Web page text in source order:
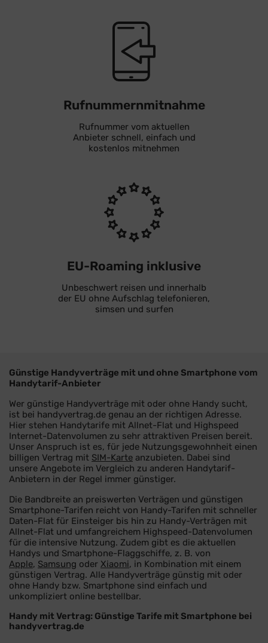
Rufnummernmitnahme
Rufnummer vom aktuellen
Anbieter schnell, einfach und
kostenlos mitnehmen
EU-Roaming inklusive
Unbeschwert reisen und innerhalb
der EU ohne Aufschlag telefonieren,
simsen und surfen
Günstige Handyverträge mit und ohne Smartphone vom
Handytarif-Anbieter
Wer günstige Handyverträge mit oder ohne Handy sucht,
ist bei handyvertrag.de genau an der richtigen Adresse.
Hier stehen Handytarife mit Allnet-Flat und Highspeed
Internet-Datenvolumen zu sehr attraktiven Preisen bereit.
Unser Anspruch ist es, für jede Nutzungsgewohnheit einen
billigen Vertrag mit SIM-Karte anzubieten. Dabei sind
unsere Angebote im Vergleich zu anderen Handytarif-
Anbietern in der Regel immer günstiger.
Die Bandbreite an preiswerten Verträgen und günstigen
Smartphone-Tarifen reicht von Handy-Tarifen mit schneller
Daten-Flat für Einsteiger bis hin zu Handy-Verträgen mit
Allnet-Flat und umfangreichem Highspeed-Datenvolumen
für die intensive Nutzung. Zudem gibt es die aktuellen
Handys und Smartphone-Flaggschiffe, z. B. von
Apple, Samsung oder Xiaomi, in Kombination mit einem
günstigen Vertrag. Alle Handyverträge günstig mit oder
ohne Handy bzw. Smartphone sind einfach und
unkompliziert online bestellbar.
Handy mit Vertrag: Günstige Tarife mit Smartphone bei
handyvertrag.de